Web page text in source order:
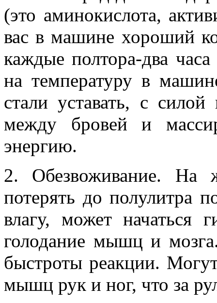
(это аминокислота,
вас в машине хороший
каждые полтора-два
на температуру в
стали уставать, с
между бровей и
энергию.
2. Обезвоживание.
потерять до полулитра
влагу, может начаться
голодание мышц и
быстроты реакции.
мышц рук и ног, что за